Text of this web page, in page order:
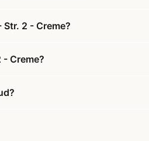
2 - Creme?
Creme?